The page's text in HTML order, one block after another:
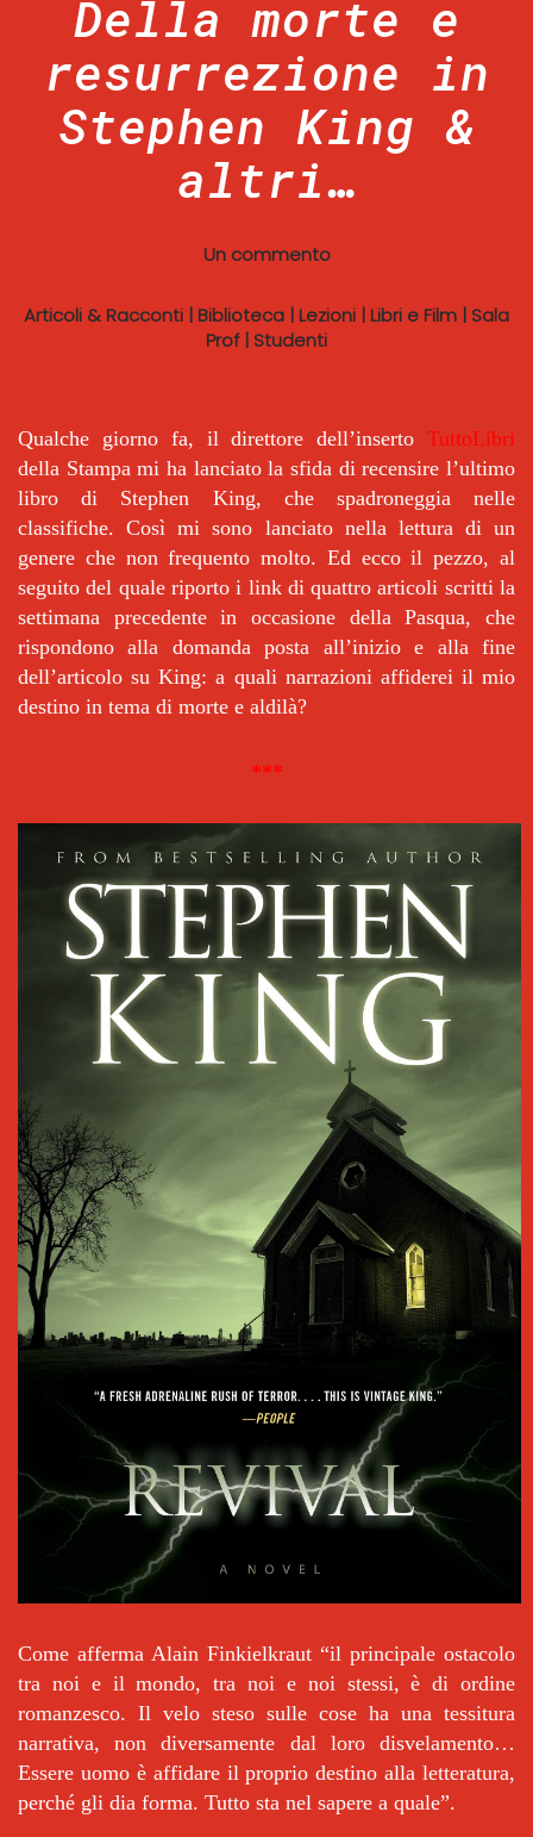
Della morte e
resurrezione in
Stephen King &
altri…
Un commento
Articoli & Racconti | Biblioteca | Lezioni | Libri e Film | Sala
Prof| Studenti
Qualche giorno fa, il direttore dell’inserto TuttoLibri
della Stampa mi ha lanciato la sfida di recensire l’ultimo
libro di Stephen King, che spadroneggia nelle
classifiche. Così mi sono lanciato nella lettura di un
genere che non frequento molto. Ed ecco il pezzo, al
seguito del quale riporto i link di quattro articoli scritti la
settimana precedente in occasione della Pasqua, che
rispondono alla domanda posta all’inizio e alla fine
dell’articolo su King: a quali narrazioni affiderei il mio
destino in tema di morte e aldilà?
***
Come afferma Alain Finkielkraut “il principale ostacolo
tra noi e il mondo, tra noi e noi stessi, è di ordine
romanzesco. Il velo steso sulle cose ha una tessitura
narrativa, non diversamente dal loro disvelamento…
Essere uomo è affidare il proprio destino alla letteratura,
perché gli dia forma. Tutto sta nel sapere a quale”.